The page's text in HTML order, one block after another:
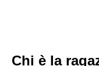
Chi è la